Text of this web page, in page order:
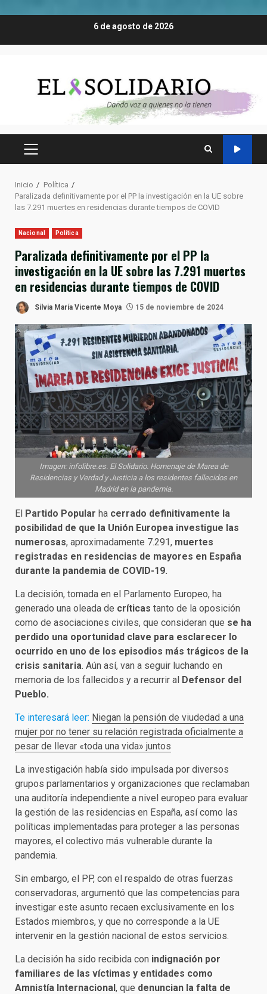
6 de agosto de 2026
MENÚ
Inicio
Política
Paralizada definitivamente por el PP la investigación en la UE sobre
las 7.291 muertes en residencias durante tiempos de COVID
Nacional Política
Paralizada definitivamente por el PP la
investigación en la UE sobre las 7.291 muertes
en residencias durante tiempos de COVID
Silvia María Vicente Moya 15 de noviembre de 2024
Imagen: infolibre.es. El Solidario. Homenaje de Marea de
Residencias y Verdad y Justicia a los residentes fallecidos en
Madrid en la pandemia.
El Partido Popular ha cerrado definitivamente la
posibilidad de que la Unión Europea investigue las
numerosas, aproximadamente 7.291, muertes
registradas en residencias de mayores en España
durante la pandemia de COVID-19.
La decisión, tomada en el Parlamento Europeo, ha
generado una oleada de críticas tanto de la oposición
como de asociaciones civiles, que consideran que se ha
perdido una oportunidad clave para esclarecer lo
ocurrido en uno de los episodios más trágicos de la
crisis sanitaria. Aún así, van a seguir luchando en
memoria de los fallecidos y a recurrir al Defensor del
Pueblo.
Te interesará leer: Niegan la pensión de viudedad a una
mujer por no tener su relación registrada oficialmente a
pesar de llevar «toda una vida» juntos
La investigación había sido impulsada por diversos
grupos parlamentarios y organizaciones que reclamaban
una auditoría independiente a nivel europeo para evaluar
la gestión de las residencias en España, así como las
políticas implementadas para proteger a las personas
mayores, el colectivo más vulnerable durante la
pandemia.
Sin embargo, el PP, con el respaldo de otras fuerzas
conservadoras, argumentó que las competencias para
investigar este asunto recaen exclusivamente en los
Estados miembros, y que no corresponde a la UE
intervenir en la gestión nacional de estos servicios.
La decisión ha sido recibida con indignación por
familiares de las víctimas y entidades como
Amnistía Internacional, que denuncian la falta de